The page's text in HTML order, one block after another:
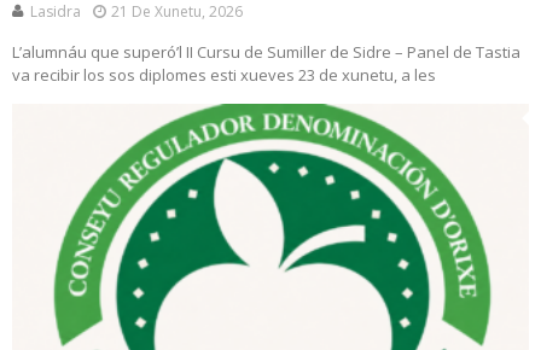
Lasidra 21 De Xunetu, 2026
L’alumnáu que superó’l II Cursu de Sumiller de Sidre – Panel de Tastia
va recibir los sos diplomes esti xueves 23 de xunetu, a les